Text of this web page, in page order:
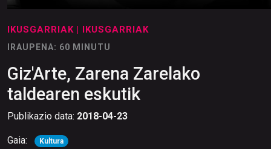
IKUSGARRIAK | IKUSGARRIAK
IRAUPENA: 60 MINUTU
Giz'Arte, Zarena Zarelako
taldearen eskutik
Publikazio data: 2018-04-23
Gaia: Kultura